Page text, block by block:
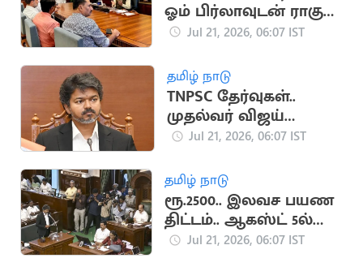
ஓம் பிர்லாவுடன் ராகுல்
காந்தி சந்திப்பு
Jul 21, 2026, 06:07 IST
தமிழ் நாடு
TNPSC தேர்வுகள்..
முதல்வர் விஜய்
ஆலோசனை
Jul 21, 2026, 06:07 IST
தமிழ் நாடு
ரூ.2500.. இலவச பயண
திட்டம்.. ஆகஸ்ட் 5ல்
வெளியாக வாய்ப்பு
Jul 21, 2026, 06:07 IST